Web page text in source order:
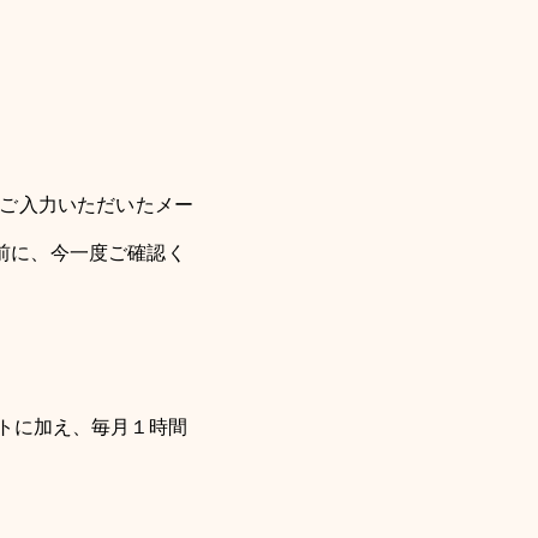
入力いただいたメー
、今一度ご確認く
に加え、毎月１時間